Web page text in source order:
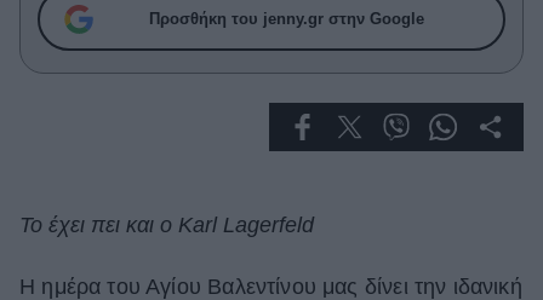
Ask the Guru
Success Stories
Cooking
Προσθήκη του jenny.gr στην Google
Το έχει πει και ο Karl Lagerfeld
Η ημέρα του Αγίου Βαλεντίνου μας δίνει την ιδανική